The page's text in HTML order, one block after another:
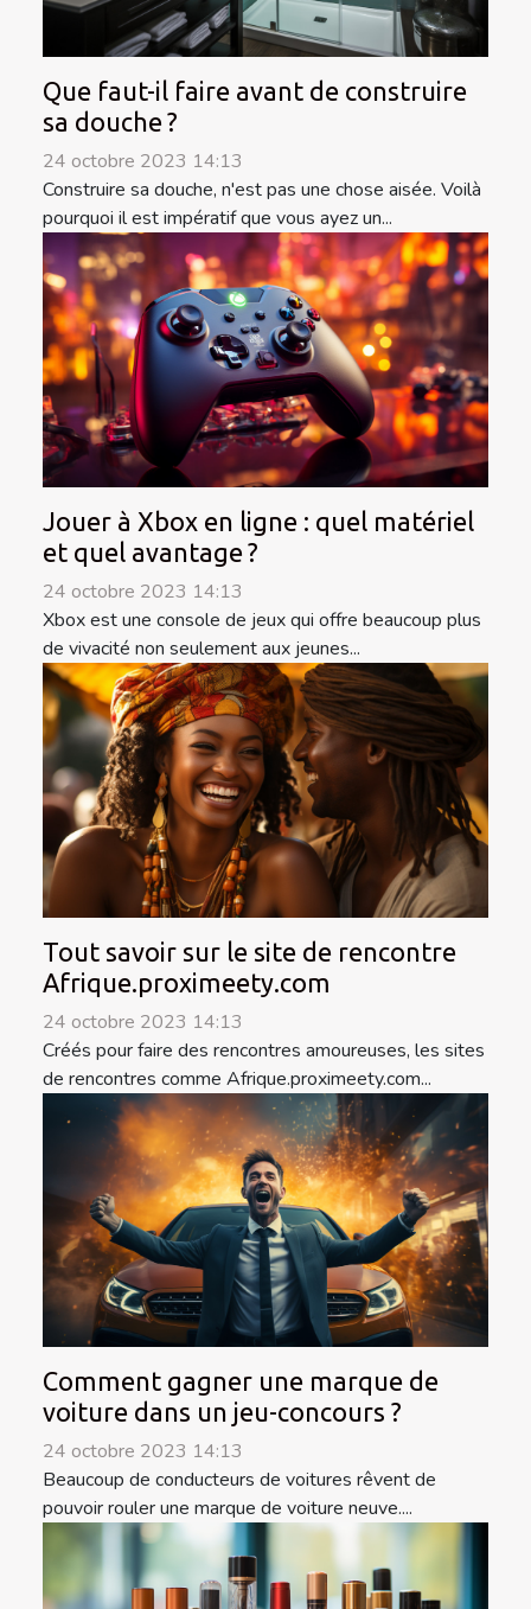
Que faut-il faire avant de construire
sa douche ?
24 octobre 2023 14:13
Construire sa douche, n'est pas une chose aisée. Voilà
pourquoi il est impératif que vous ayez un...
Jouer à Xbox en ligne : quel matériel
et quel avantage ?
24 octobre 2023 14:13
Xbox est une console de jeux qui offre beaucoup plus
de vivacité non seulement aux jeunes...
Tout savoir sur le site de rencontre
Afrique.proximeety.com
24 octobre 2023 14:13
Créés pour faire des rencontres amoureuses, les sites
de rencontres comme Afrique.proximeety.com...
Comment gagner une marque de
voiture dans un jeu-concours ?
24 octobre 2023 14:13
Beaucoup de conducteurs de voitures rêvent de
pouvoir rouler une marque de voiture neuve....